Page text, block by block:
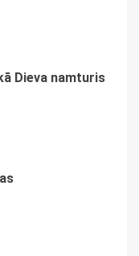
Dieva namturis